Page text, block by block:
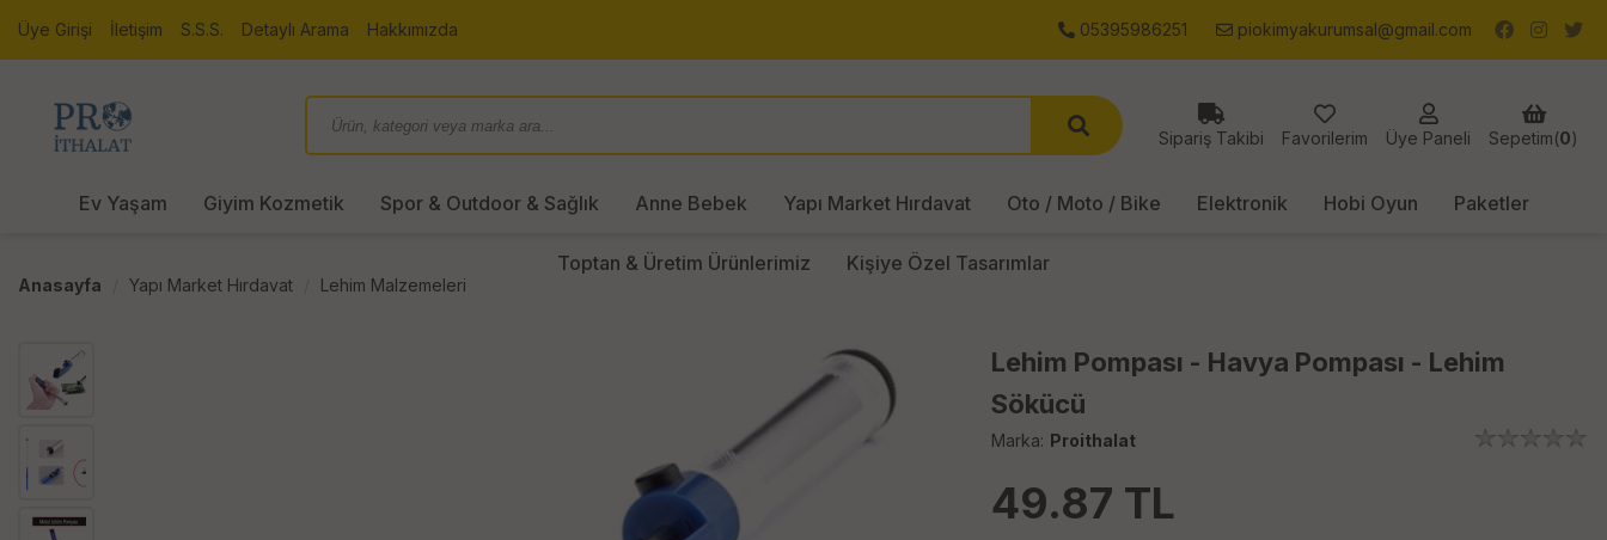
Üye Girişi İletişim S.S.S. Detaylı Arama Hakkımızda 05395986251 piokimyakurumsal@gmail.com
Sipariş Takibi Favorilerim Üye Paneli Sepetim(0)
Ev Yaşam Giyim Kozmetik Spor & Outdoor & Sağlık Anne Bebek Yapı Market Hırdavat Oto / Moto / Bike Elektronik Hobi Oyun Paketler
Toptan & Üretim Ürünlerimiz Kişiye Özel Tasarımlar
Anasayfa Yapı Market Hırdavat Lehim Malzemeleri
Lehim Pompası - Havya Pompası - Lehim
Sökücü
Marka: Proithalat
49.87 TL